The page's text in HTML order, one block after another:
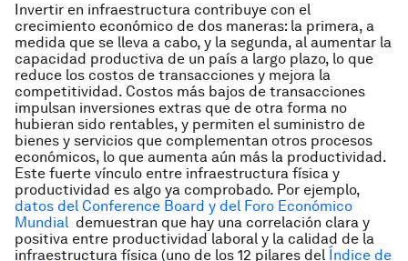
Invertir en infraestructura contribuye con el
crecimiento económico de dos maneras: la primera, a
medida que se lleva a cabo, y la segunda, al aumentar la
capacidad productiva de un país a largo plazo, lo que
reduce los costos de transacciones y mejora la
competitividad. Costos más bajos de transacciones
impulsan inversiones extras que de otra forma no
hubieran sido rentables, y permiten el suministro de
bienes y servicios que complementan otros procesos
económicos, lo que aumenta aún más la productividad.
Este fuerte vínculo entre infraestructura física y
productividad es algo ya comprobado. Por ejemplo,
datos del Conference Board y del Foro Económico
Mundial demuestran que hay una correlación clara y
positiva entre productividad laboral y la calidad de la
infraestructura física (uno de los 12 pilares del Índice de